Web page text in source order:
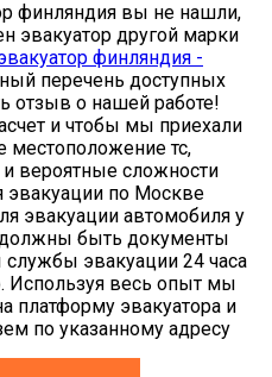
финляндия вы не нашли,
эвакуатор другой марки
финляндия -
перечень доступных
отзыв о нашей работе!
и чтобы мы приехали
местоположение тс,
вероятные сложности
эвакуации по Москве
эвакуации автомобиля у
должны быть документы
эвакуации 24 часа
Используя весь опыт мы
платформу эвакуатора и
по указанному адресу